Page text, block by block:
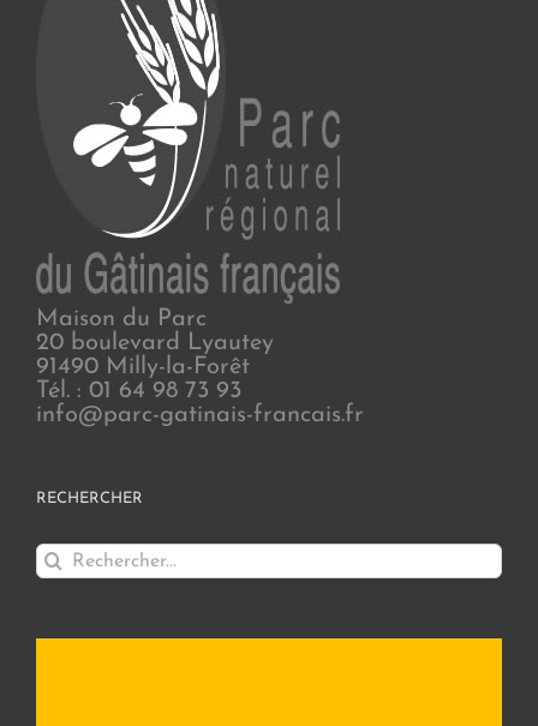
Maison du Parc
20 boulevard Lyautey
91490 Milly-la-Forêt
Tél. : 01 64 98 73 93
info@parc-gatinais-francais.fr
RECHERCHER
Rechercher: